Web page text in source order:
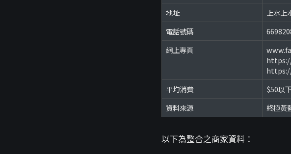
地址
上水
電話號碼
網上專頁
平均消費
$50以
資料來源
終極黃
以下為整合之商家資料：